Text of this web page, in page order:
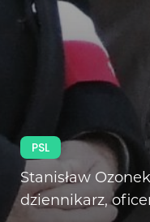
PSL
Stanisław
dziennikarz,